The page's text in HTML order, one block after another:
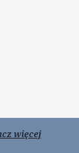
więcej